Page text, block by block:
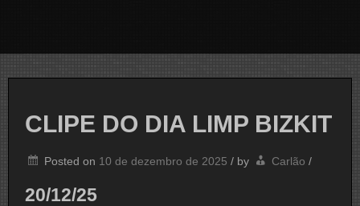
CLIPE DO DIA LIMP BIZKIT
Posted on 10 de dezembro de 2025 / by Carlão /
20/12/25